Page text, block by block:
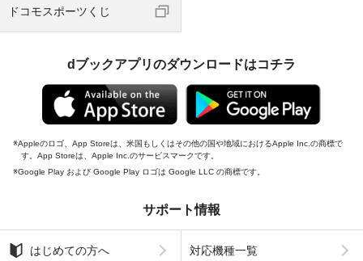
ドコモスポーツくじ
dブックアプリのダウンロードはコチラ
Appleのロゴ、App Storeは、米国もしくはその他の国や地域におけるApple Inc.の商標で
す。App Storeは、Apple Inc.のサービスマークです。
Google Play および Google Play ロゴは Google LLC の商標です。
サポート情報
はじめての方へ 対応機種一覧